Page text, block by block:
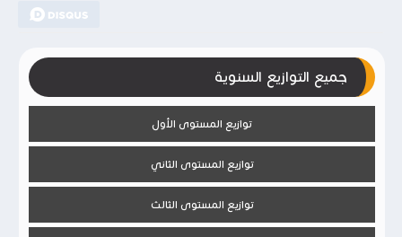
جميع التوازيع السنوية
توازيع المستوى الأول
توازيع المستوى الثاني
توازيع المستوى الثالث